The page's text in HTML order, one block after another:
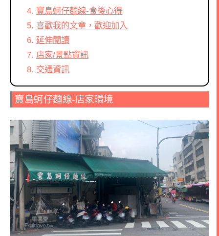
寶島蚵仔麵線-食後心得
喜歡我的文章，歡迎加入
延伸閱讀
店家/景點資訊
交通資訊
寶島蚵仔麵線-店家環境